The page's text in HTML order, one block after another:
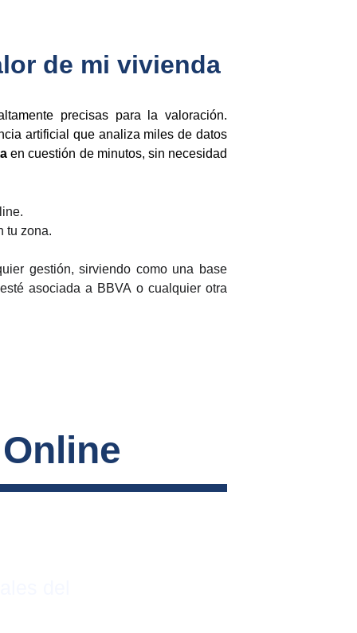
de mi vivienda
precisas para la valoración.
artificial que analiza miles de datos
en cuestión de minutos, sin necesidad
tu zona.
gestión, sirviendo como una base
asociada a BBVA o cualquier otra